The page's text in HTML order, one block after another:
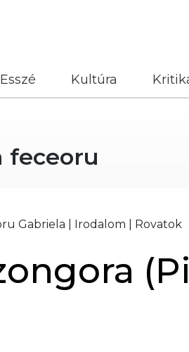
Esszé Kultúra
feceoru
Gabriela Irodalom
Rovatok